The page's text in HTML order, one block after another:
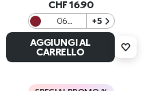
CHF 16.90
06
Bordeaux
+5
AGGIUNGI AL
CARRELLO